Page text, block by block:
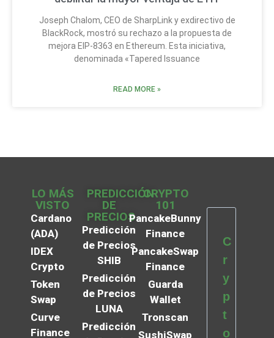
Joseph Chalom, CEO de SharpLink y exdirectivo de
BlackRock, mostró su rechazo a la propuesta de
mejora EIP-8363 en Ethereum. Esta iniciativa,
denominada «Tapered Issuance
READ MORE »
LO MÁS
VISTO
Cardano
(ADA)
IDEX
Crypto
Token
Swap
Curve
Finance
PREDICCIÓN
DE
PRECIOS
Predicción
de Precios
SHIB
Predicción
de Precios
LUNA
Predicción
CRYPTO
101
PancakeBunny
Finance
PancakeSwap
Finance
Guarda
Wallet
Tronscan
SushiSwap
C
r
y
p
t
o